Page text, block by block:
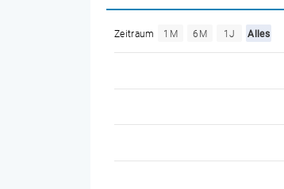
Zeitraum 1M 6M 1J Alles